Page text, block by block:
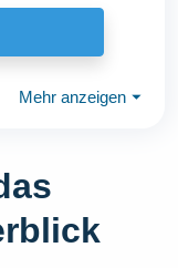
Mehr anzeigen ⏷